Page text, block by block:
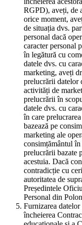
RGPD), aveți, de
orice moment,
de situația dvs.
personal dacă
caracter personal
în legătură cu
datele dvs. cu
marketing, aveți
prelucrării datelor
activități de
prelucrării în
datele dvs. cu
în care
bazează pe
marketing ale
consimțământul
prelucrării bazate
acestuia. Dacă
contradicție cu
autoritatea de
Președintele
Personal din
Furnizarea datelor
încheierea